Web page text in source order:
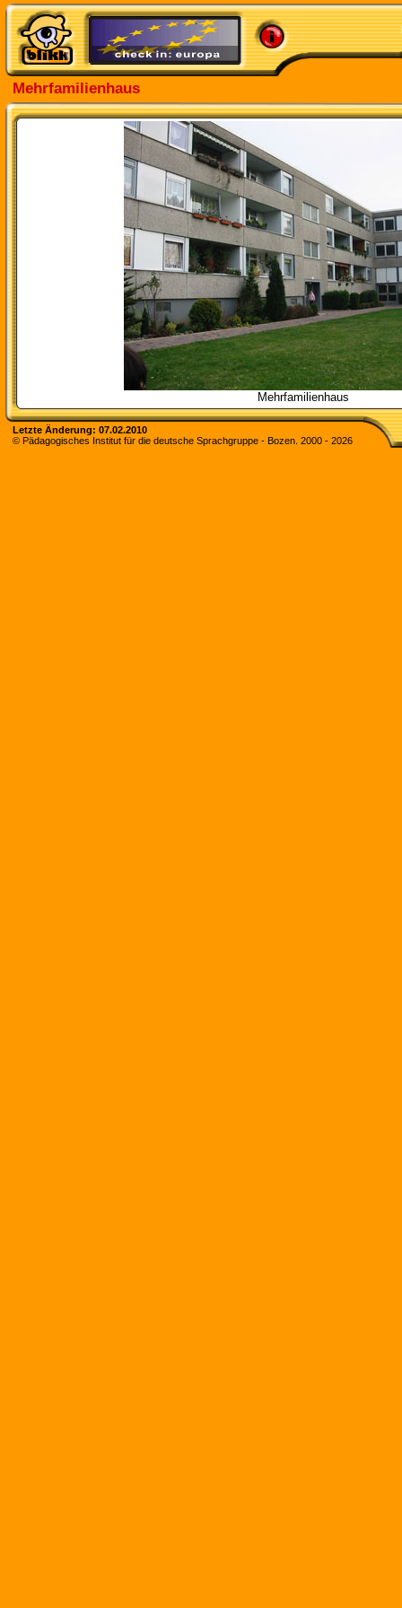
Mehrfamilienhaus
Mehrfamilienhaus
Letzte Änderung: 07.02.2010
© Pädagogisches Institut für die deutsche Sprachgruppe - Bozen. 2000 - 2026